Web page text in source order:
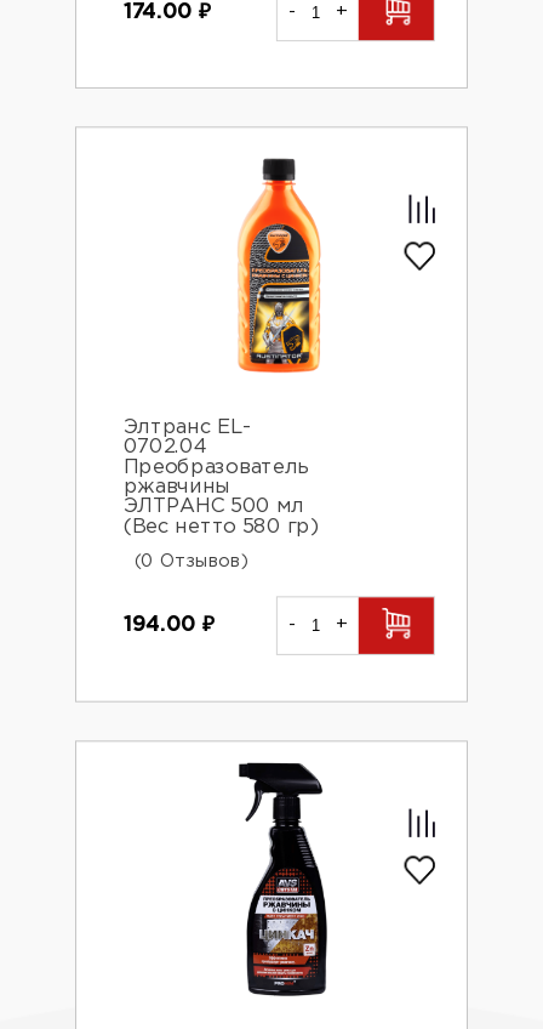
174.00 ₽ - +
Элтранс EL-
0702.04
Преобразователь
ржавчины
ЭЛТРАНС 500 мл
(Вес нетто 580 гр)
(0 Отзывов)
194.00 ₽ - +